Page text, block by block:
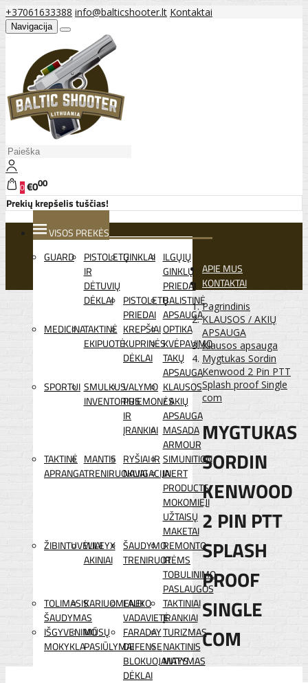
+37061633388 info@balticshooter.lt Kontaktai
Navigacija
0€000
Prekių krepšelis tuščias!
VISOS PREKĖS
GUARD
PISTOLETŲ
IR
DĖTUVIŲ
DĖKLAI
GINKLAI ILGŲJŲ
GINKLŲ
PRIEDAI
PISTOLETŲ
PRIEDAI
BALISTINĖ
APSAUGA
MEDICINATAKTINĖ
EKIPUOTĖ
KREPŠIAI
KUPRINĖS
DĖKLAI
OPTIKA
KVĖPAVIMO
TAKŲ
APSAUGA
SPORTUI SMULKUS
INVENTORIUS
VALYMO
PRIEMONĖS
IR
ĮRANKIAI
KLAUSOS
/ AKIŲ
APSAUGA
MASADA
ARMOUR
TAKTINĖ
APRANGA
MANTIS
TRENIRUOKLIAI
RYŠIAI IR
NAVIGACIJA
SIMUNITION
INERT
PRODUCTS
MOKOMIEJI
UŽTAISŲ
MAKETAI
ŽIBINTUVĖLIAI
WILEYX
AKINIAI
ŠAUDYMO
TRENIRUOTĖMS
REMONTO
IR
TOBULINIMO
PASLAUGOS
TOLIMASIS
ŠAUDYMAS
KARIUOMENEI
LAUKO
VADAVIETĖ
TAKTINIAI
ĮRANKIAI
IŠGYVENIMO
MOKYKLA
MŪSŲ
PASIŪLYMAI
FARADAY
DEFENSE
BLOKUOJANTYS
DĖKLAI
TURIZMAS
NAKTINIS
MATYMAS
APIE MUS
KONTAKTAI
Pagrindinis
KLAUSOS / AKIŲ
APSAUGA
Klausos apsauga
Mygtukas Sordin
Kenwood 2 Pin PTT
Splash proof Single
com
MYGTUKAS
SORDIN
KENWOOD
2 PIN PTT
SPLASH
PROOF
SINGLE
COM